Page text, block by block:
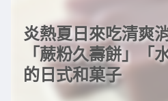
炎熱夏日來吃清爽
「蕨粉久壽餅」「
的日式和菓子